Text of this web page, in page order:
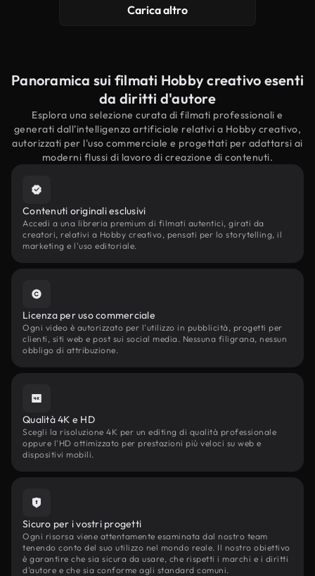
Carica altro
Panoramica sui filmati Hobby creativo esenti
da diritti d'autore
Esplora una selezione curata di filmati professionali e
generati dall'intelligenza artificiale relativi a Hobby creativo,
autorizzati per l'uso commerciale e progettati per adattarsi ai
moderni flussi di lavoro di creazione di contenuti.
Contenuti originali esclusivi
Accedi a una libreria premium di filmati autentici, girati da
creatori, relativi a Hobby creativo, pensati per lo storytelling, il
marketing e l'uso editoriale.
Licenza per uso commerciale
Ogni video è autorizzato per l'utilizzo in pubblicità, progetti per
clienti, siti web e post sui social media. Nessuna filigrana, nessun
obbligo di attribuzione.
Qualità 4K e HD
Scegli la risoluzione 4K per un editing di qualità professionale
oppure l'HD ottimizzato per prestazioni più veloci su web e
dispositivi mobili.
Sicuro per i vostri progetti
Ogni risorsa viene attentamente esaminata dal nostro team
tenendo conto del suo utilizzo nel mondo reale. Il nostro obiettivo
è garantire che sia sicura da usare, che rispetti i marchi e i diritti
d'autore e che sia conforme agli standard comuni.